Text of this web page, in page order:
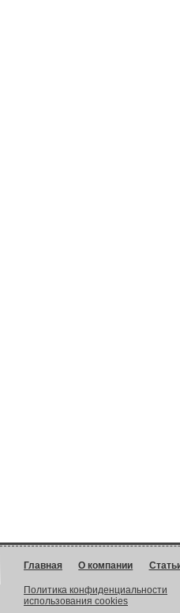
Главная О компании
Политика конфиденциальности
использования cookies